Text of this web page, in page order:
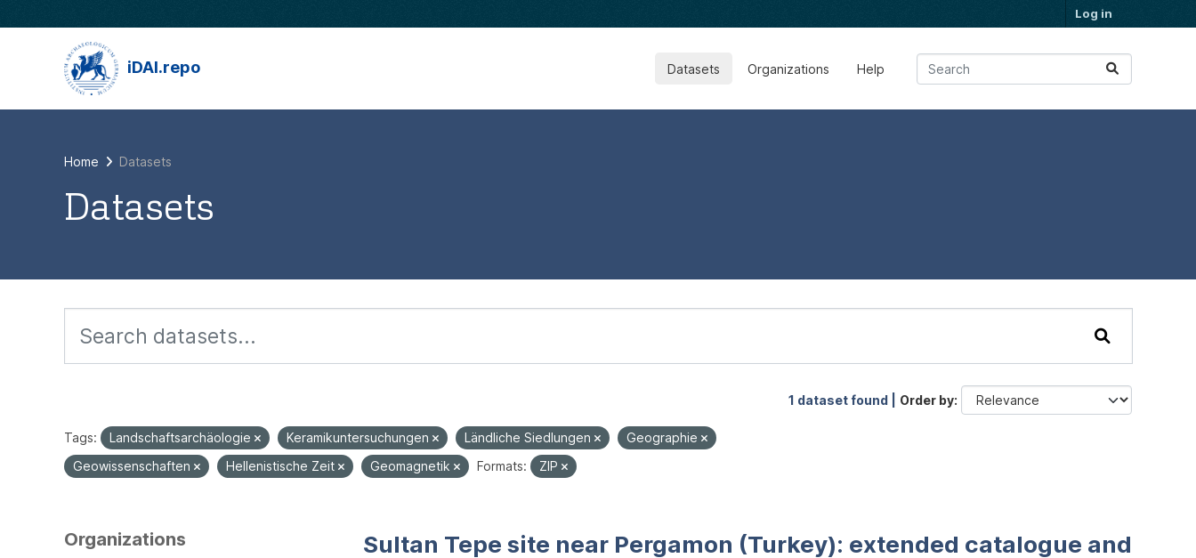
Log in
iDAI.repo Datasets Organizations Help
Home Datasets
Datasets
1 dataset found | Order by
Tags: Landschaftsarchäologie Keramikuntersuchungen Ländliche Siedlungen
Geographie
Geowissenschaften
Hellenistische Zeit Geomagnetik Formats: ZIP
Organizations
Sultan Tepe site near Pergamon (Turkey): extended catalogue and